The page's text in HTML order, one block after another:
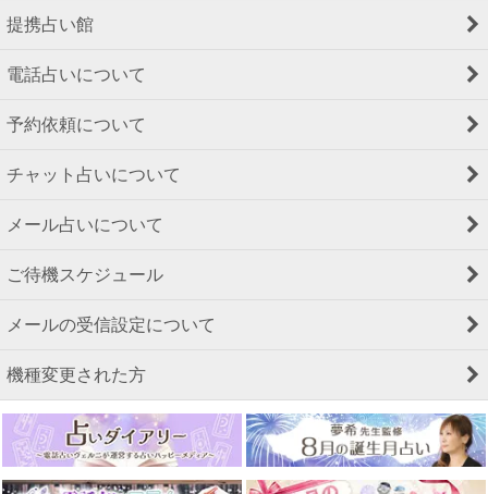
提携占い館
電話占いについて
予約依頼について
チャット占いについて
メール占いについて
ご待機スケジュール
メールの受信設定について
機種変更された方